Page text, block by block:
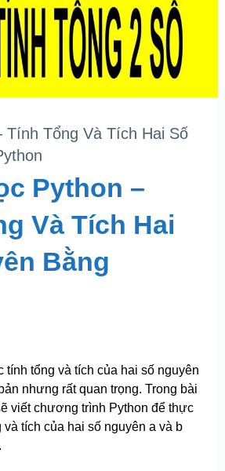
Tính Tổng Và Tích Hai Số
Python –
Và Tích Hai
Bằng
tính tổng và tích của hai số nguyên
nhưng rất quan trọng. Trong bài
viết chương trình Python để thực
và tích của hai số nguyên a và b